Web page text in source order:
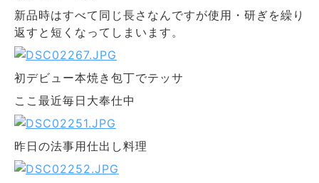
新品時はすべて同じ長さなんですが使用・研ぎを繰り
返すと短くなってしまいます。
初デビュー本焼き包丁でテッサ
ここ最近毎日大奉仕中
昨日の法事用仕出し料理